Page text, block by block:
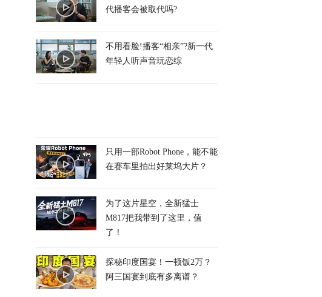
代播客会被取代吗?
不用看脸!播客“相亲”?新一代
年轻人听声音玩恋综
只用一部Robot Phone，能不能
在赛车里拍出好莱坞大片？
为了这片星空，全新猛士
M817把我带到了这里，值
了！
探秘印度国宴！一顿饭2万？
阿三国宴到底有多离谱？